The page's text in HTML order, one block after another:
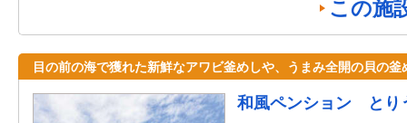
この施
目の前の海で獲れた新鮮なアワビ釜めしや、うまみ全開の貝の釜
和風ペンション とり